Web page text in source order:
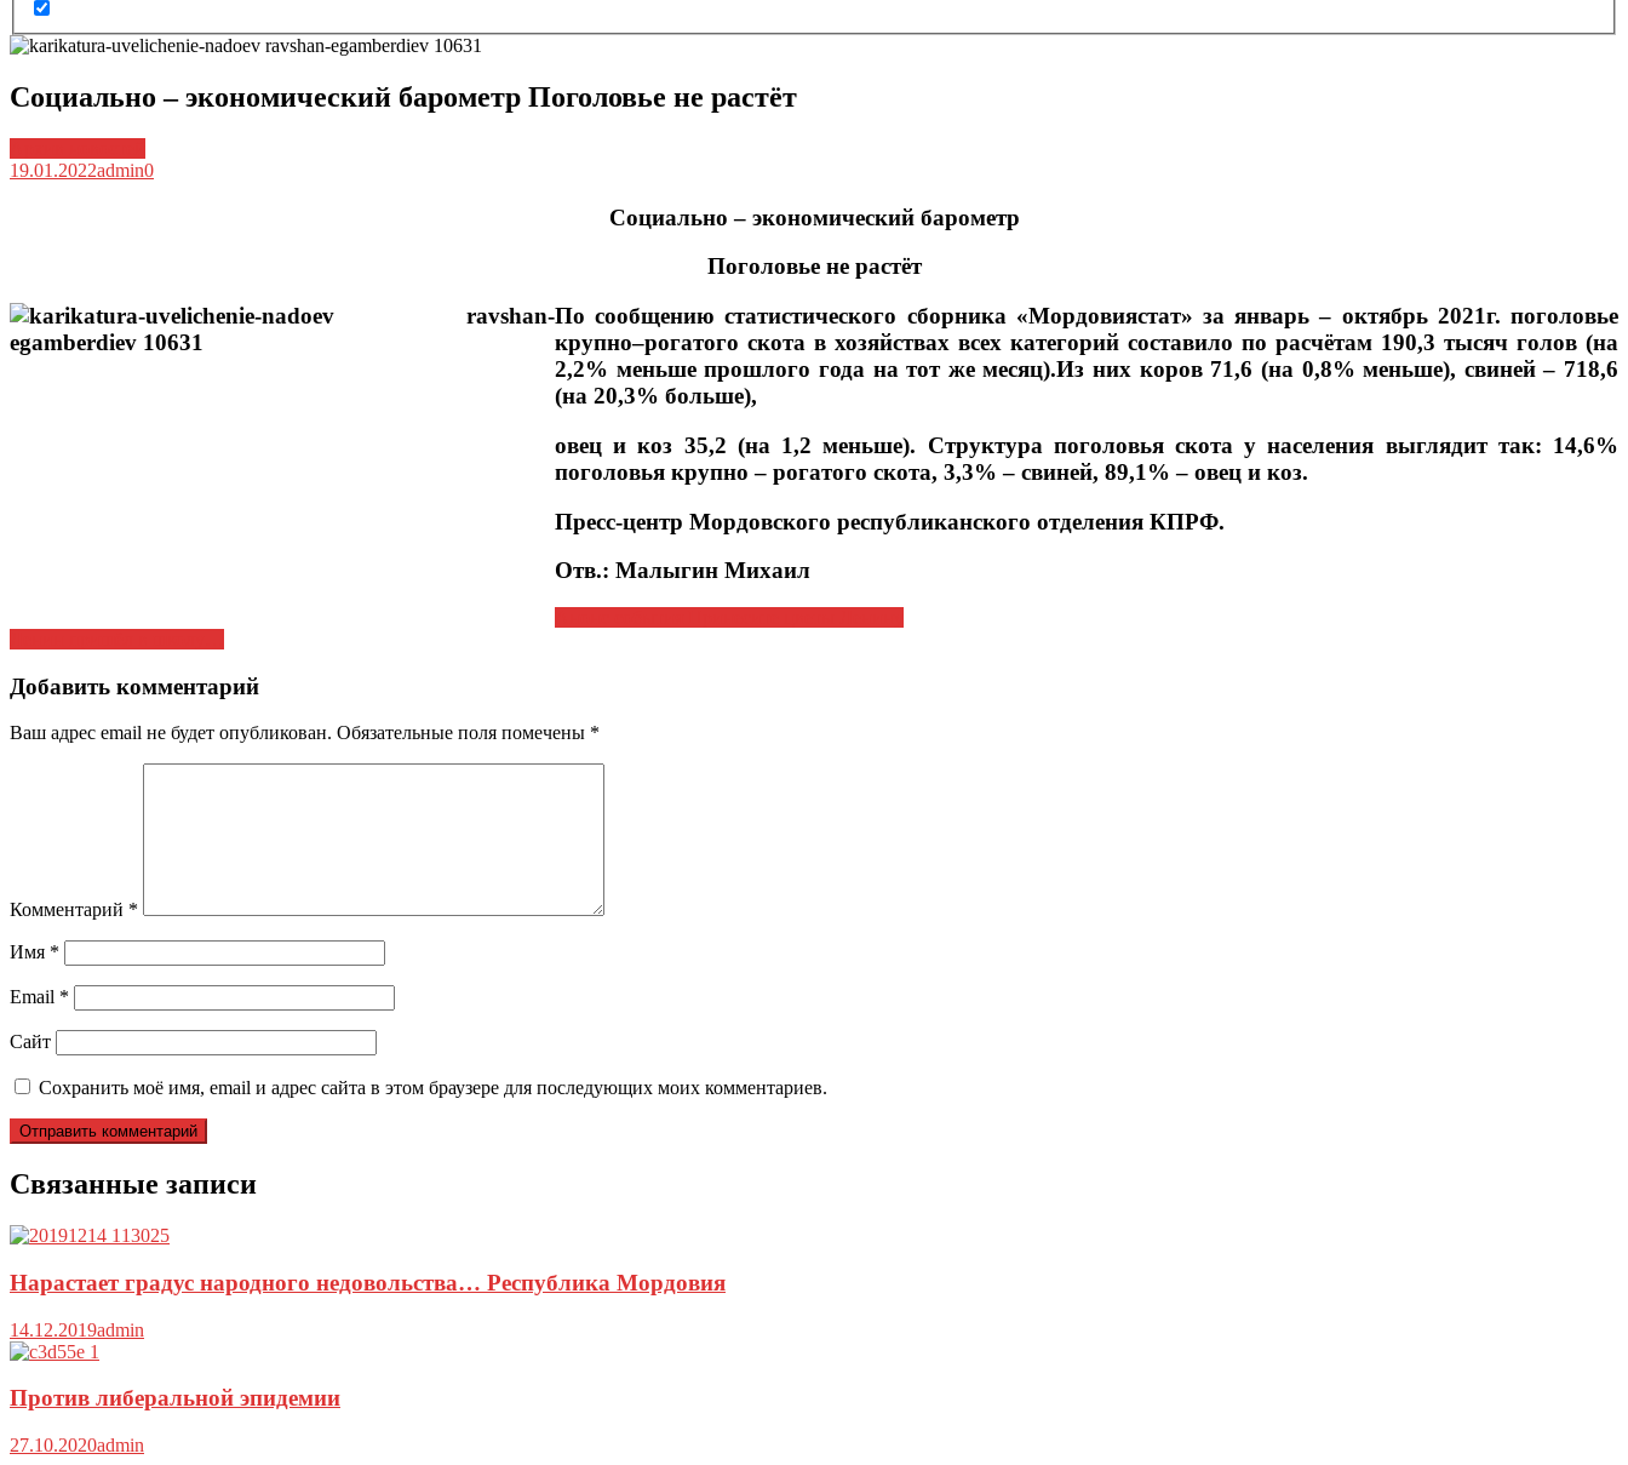
Социально – экономический барометр Поголовье не растёт
19.01.2022admin0
Социально – экономический барометр
Поголовье не растёт
По сообщению статистического сборника «Мордовиястат» за январь – октябрь 2021г. поголовье
крупно–рогатого скота в хозяйствах всех категорий составило по расчётам 190,3 тысяч голов (на
2,2% меньше прошлого года на тот же месяц).Из них коров 71,6 (на 0,8% меньше), свиней – 718,6
(на 20,3% больше),
овец и коз 35,2 (на 1,2 меньше). Структура поголовья скота у населения выглядит так: 14,6%
поголовья крупно – рогатого скота, 3,3% – свиней, 89,1% – овец и коз.
Пресс-центр Мордовского республиканского отделения КПРФ.
Отв.: Малыгин Михаил
Навигация
по
записям
Добавить комментарий
Ваш адрес email не будет опубликован. Обязательные поля помечены *
Комментарий *
Имя *
Email *
Сайт
Сохранить моё имя, email и адрес сайта в этом браузере для последующих моих комментариев.
Связанные записи
Нарастает градус народного недовольства… Республика Мордовия
14.12.2019admin
Против либеральной эпидемии
27.10.2020admin